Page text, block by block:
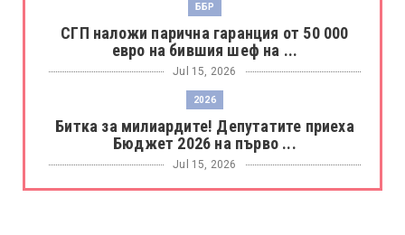
ББР
СГП наложи парична гаранция от 50 000
евро на бившия шеф на ...
Jul 15, 2026
2026
Битка за милиардите! Депутатите приеха
Бюджет 2026 на първо ...
Jul 15, 2026
БОРАЦ